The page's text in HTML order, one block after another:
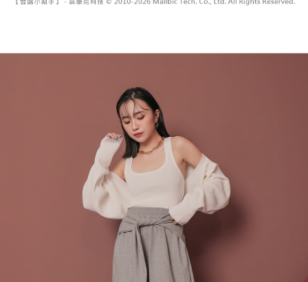
dibuat, atau jika permohonan gagal dalam proses semakan, pesanan
Pembayaran ansuran melalui OP Pay Later akan dibilkan secara
berasingan dan tidak termasuk dalam bil telekom anda. SMS peringatan
pembayaran akan dihantar selepas kitaran bil bulanan.
Selepas mengakses bil melalui pautan dalam SMS, anda boleh
menyelesaikan pembayaran anda melalui salah satu saluran berikut: kod
bar kedai serbaneka, kedai runcit Taiwan Mobile, pemindahan bank,
JKOPay, atau iPASS MONEY.
Perkhidmatan ini disediakan oleh Taiwan Mobile Co., Ltd. (“Syarikat”),
yang membolehkan pelanggan membeli barangan atau perkhidmatan
melalui perkhidmatan ini pada masa transaksi. Hasil daripada pembelian
atau pembayaran ansuran akan dipindahkan oleh peniaga kepada
Syarikat, dan pelanggan hendaklah membuat pembayaran mengikut
boleh melanjutkan tempoh pembayaran anda sebelum anda menerima
pesanan. Walau bagaimanapun, tiada jaminan bahawa anda boleh
menerima pesanan anda semasa tempoh pembayaran (cth.: produk
prapesanan atau produk yang mungkin mengambil masa yang lebih
lama untuk dihantar). Oleh itu, anda dikehendaki membuat pembayaran
kepada AFTEE dalam tempoh sama ada anda menerima pesanan.
Kedua, Sekatan Pembayaran
1. Jumlah yang diperakui untuk pengguna kali pertama boleh sehingga
NT$10,000. Amaun diperakui sebenar yang diluluskan akan berdasarkan
keputusan pensijilan dan semakan oleh AFTEE.
2. Amaun perbelanjaan minimum mestilah lebih besar daripada NT$20.
3. Pada masa ini hanya tersedia untuk ahli Taiwan.
NT$60/pesanan | Penghantaran percuma untuk pesanan
NT$1,800 atau lebih
NT$60/pesanan | Penghantaran percuma untuk pesanan
NT$1,600 atau lebih
NT$100/pesanan | Penghantaran percuma untuk pesanan